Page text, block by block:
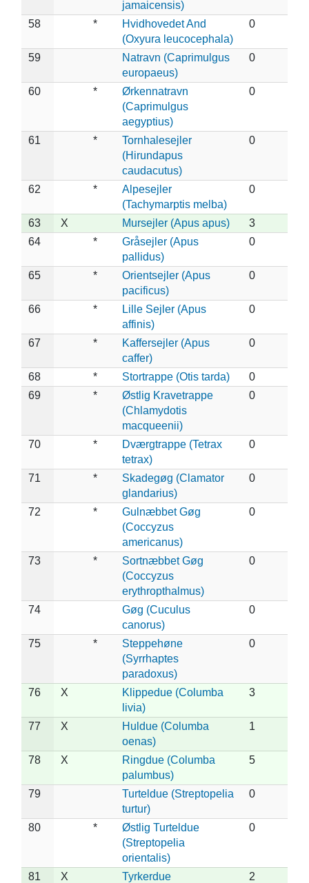
jamaicensis)
58
*
Hvidhovedet And
(Oxyura leucocephala)
0
59
Natravn (Caprimulgus
europaeus)
0
60 *
Ørkennatravn
(Caprimulgus
aegyptius)
0
61 *
Tornhalesejler
(Hirundapus
caudacutus)
0
62 *
Alpesejler
(Tachymarptis melba)
0
63 X Mursejler (Apus apus)
3
64
*
Gråsejler (Apus
pallidus)
0
65 *
Orientsejler (Apus
pacificus)
0
66 *
Lille Sejler (Apus
affinis)
0
67 *
Kaffersejler (Apus
caffer)
0
68 * Stortrappe (Otis tarda)
0
69
*
Østlig Kravetrappe
(Chlamydotis
macqueenii)
0
70 *
Dværgtrappe (Tetrax
tetrax)
0
71 *
Skadegøg (Clamator
glandarius)
0
72 *
Gulnæbbet Gøg
(Coccyzus
americanus)
0
73 *
Sortnæbbet Gøg
(Coccyzus
erythropthalmus)
0
74
Gøg (Cuculus
canorus)
0
75 *
Steppehøne
(Syrrhaptes
paradoxus)
0
76 X
Klippedue (Columba
livia)
3
77 X
Huldue (Columba
oenas)
1
78 X
Ringdue (Columba
palumbus)
5
79
Turteldue (Streptopelia
turtur)
0
80 *
Østlig Turteldue
(Streptopelia
orientalis)
0
81 X
Tyrkerdue
2